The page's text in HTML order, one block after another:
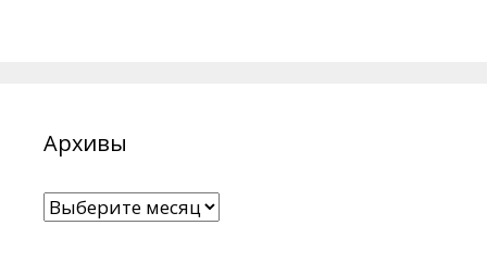
Архивы
Архивы